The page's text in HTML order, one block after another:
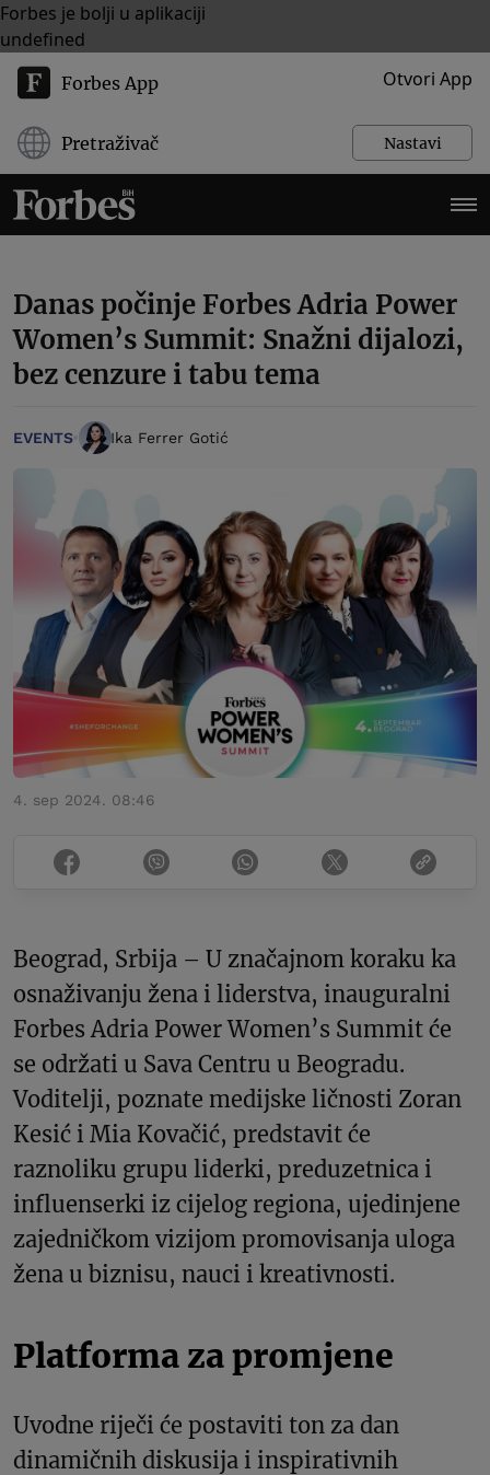
Forbes je bolji u aplikaciji
undefined
Forbes App Otvori App
Pretraživač Nastavi
Danas počinje Forbes Adria Power
Women’s Summit: Snažni dijalozi,
bez cenzure i tabu tema
EVENTS Ika Ferrer Gotić
4. sep 2024. 08:46
Beograd, Srbija – U značajnom koraku ka
osnaživanju žena i liderstva, inauguralni
Forbes Adria Power Women’s Summit će
se održati u Sava Centru u Beogradu.
Voditelji, poznate medijske ličnosti Zoran
Kesić i Mia Kovačić, predstavit će
raznoliku grupu liderki, preduzetnica i
influenserki iz cijelog regiona, ujedinjene
zajedničkom vizijom promovisanja uloga
žena u biznisu, nauci i kreativnosti.
Platforma za promjene
Uvodne riječi će postaviti ton za dan
dinamičnih diskusija i inspirativnih